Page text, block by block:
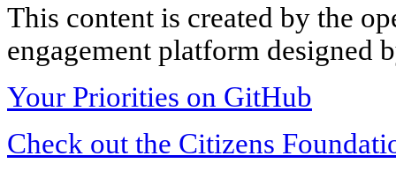
This content is created by the
engagement platform designed
Your Priorities on GitHub
Check out the Citizens